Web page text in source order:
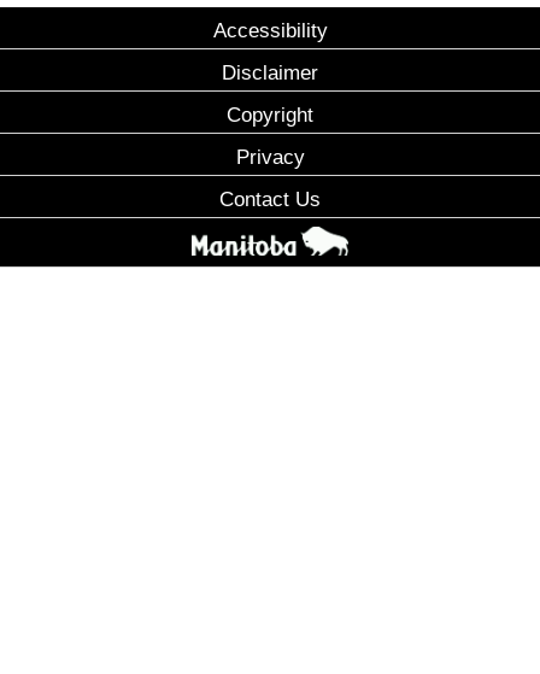
Accessibility
Disclaimer
Copyright
Privacy
Contact Us